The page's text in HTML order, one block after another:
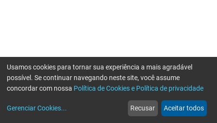
web
Notícias
more_horiz
Mais
Usamos cookies para tornar sua experiência a mais agradável
possível. Se continuar navegando neste site, você assume
concordar com nossa Política de Cookies e Política de privacidade
Gerenciar Cookies... Recusar Aceitar todos
Erro ao enviar informações, por favor tente novamente